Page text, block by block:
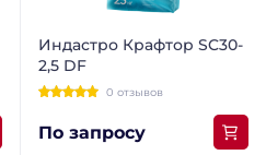
Индастро Крафтор SC30-
2,5 DF
0 отзывов
По запросу